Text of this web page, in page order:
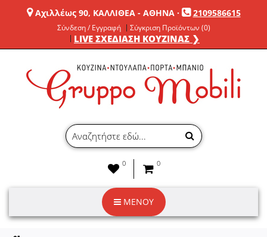
Αχιλλέως 90, ΚΑΛΛΙΘΕΑ - ΑΘΗΝΑ· 2109586615
Σύνδεση / Εγγραφή Σύγκριση Προϊόντων (0)
LIVE ΣΧΕΔΙΑΣΗ ΚΟΥΖΙΝΑΣ ❯
0 0
ΜΕΝΟΥ